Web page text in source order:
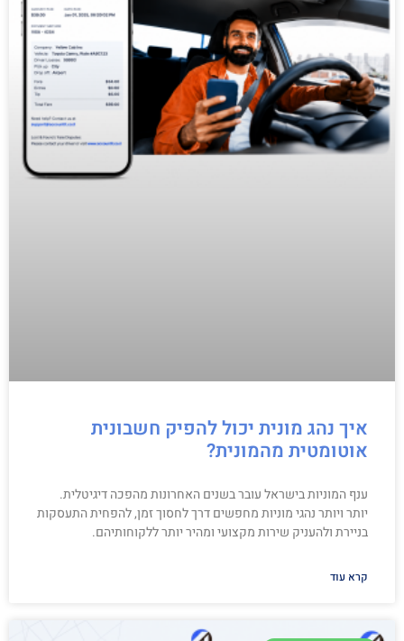
איך נהג מונית יכול להפיק חשבונית
אוטומטית מהמונית?
ענף המוניות בישראל עובר בשנים האחרונות מהפכה דיגיטלית.
יותר ויותר נהגי מוניות מחפשים דרך לחסוך זמן, להפחית התעסקות
בניירת ולהעניק שירות מקצועי ומהיר יותר ללקוחותיהם.
קרא עוד